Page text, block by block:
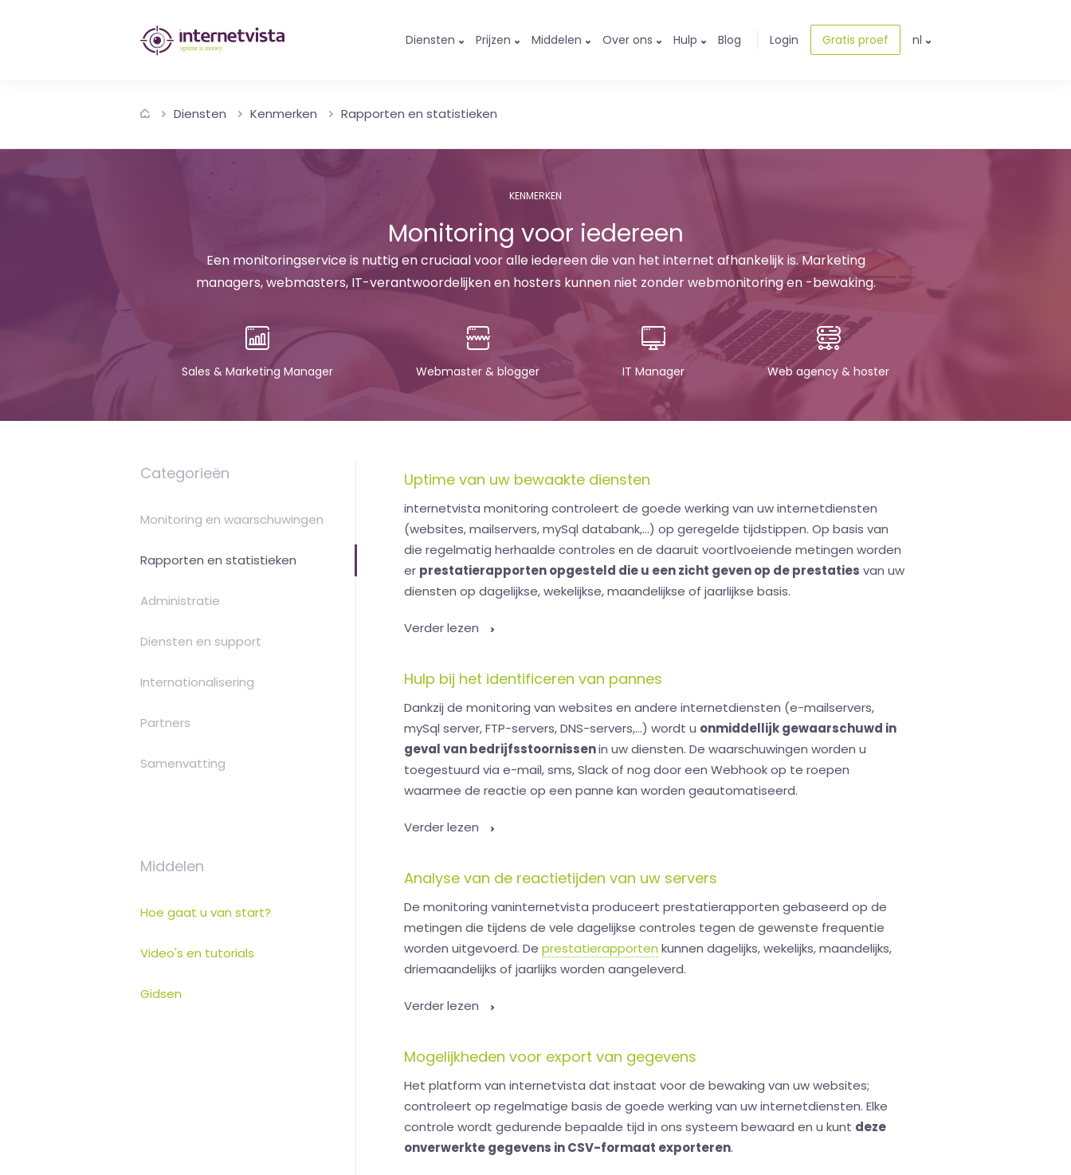
internetvista
-
internetdiensten
is
money
Diensten Prijzen Middelen Over ons Hulp Blog Login Gratis proef nl
Diensten Kenmerken Rapporten en statistieken
KENMERKEN
Monitoring voor iedereen
Een monitoringservice is nuttig en cruciaal voor alle iedereen die van het internet afhankelijk is. Marketing
managers, webmasters, IT-verantwoordelijken en hosters kunnen niet zonder webmonitoring en -bewaking.
Sales & Marketing Manager Webmaster & blogger IT Manager Web agency & hoster
Categorieën
Monitoring en waarschuwingen
Rapporten en statistieken
Administratie
Diensten en support
Internationalisering
Partners
Samenvatting
Middelen
Hoe gaat u van start?
Video's en tutorials
Gidsen
Uptime van uw bewaakte diensten
internetvista monitoring controleert de goede werking van uw internetdiensten
(websites, mailservers, mySql databank,...) op geregelde tijdstippen. Op basis van
die regelmatig herhaalde controles en de daaruit voortlvoeiende metingen worden
er prestatierapporten opgesteld die u een zicht geven op de prestaties van uw
diensten op dagelijkse, wekelijkse, maandelijkse of jaarlijkse basis.
Verder lezen
Hulp bij het identificeren van pannes
Dankzij de monitoring van websites en andere internetdiensten (e-mailservers,
mySql server, FTP-servers, DNS-servers,...) wordt u onmiddellijk gewaarschuwd in
geval van bedrijfsstoornissenin uw diensten. De waarschuwingen worden u
toegestuurd via e-mail, sms, Slack of nog door een Webhook op te roepen
waarmee de reactie op een panne kan worden geautomatiseerd.
Verder lezen
Analyse van de reactietijden van uw servers
De monitoring vaninternetvista produceert prestatierapporten gebaseerd op de
metingen die tijdens de vele dagelijkse controles tegen de gewenste frequentie
worden uitgevoerd. De prestatierapporten kunnen dagelijks, wekelijks, maandelijks,
driemaandelijks of jaarlijks worden aangeleverd.
Verder lezen
Mogelijkheden voor export van gegevens
Het platform van internetvista dat instaat voor de bewaking van uw websites;
controleert op regelmatige basis de goede werking van uw internetdiensten. Elke
controle wordt gedurende bepaalde tijd in ons systeem bewaard en u kunt deze
onverwerkte gegevens in CSV-formaat exporteren.